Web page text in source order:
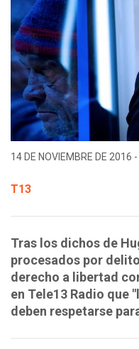
14 DE NOVIEMBRE DE 2016
T13
Tras los dichos de
procesados por
derecho a libertad
en Tele13 Radio que
deben respetarse